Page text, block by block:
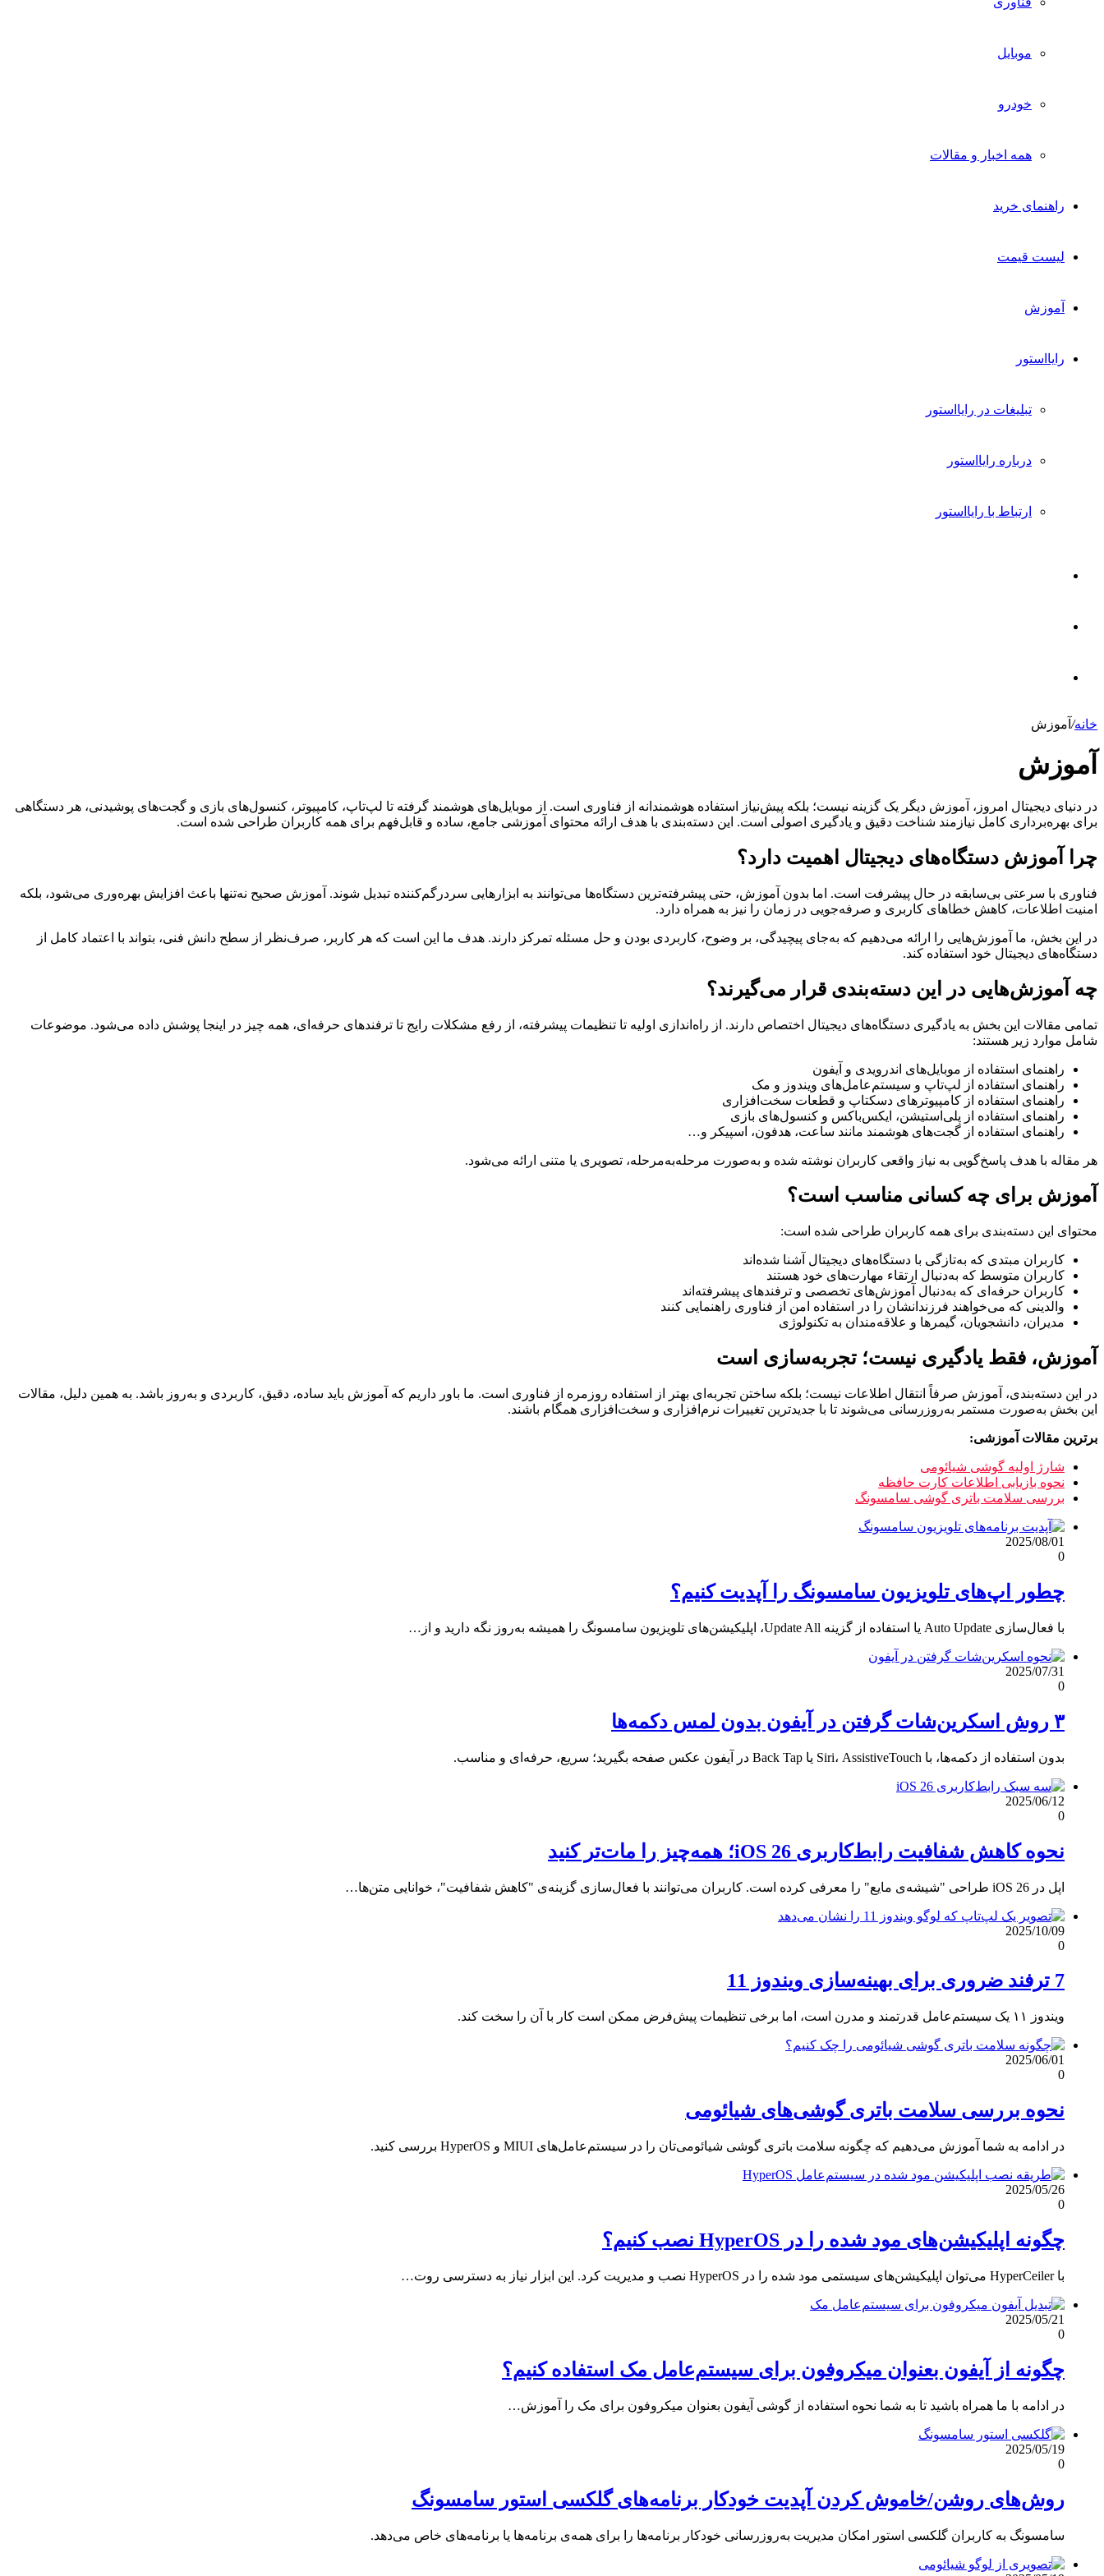
موبایل
خودرو
همه اخبار و مقالات
راهنمای خرید
لیست قیمت
آموزش
رایااستور
تبلیغات در رایااستور
درباره رایااستور
ارتباط با رایااستور
برای خانه/ آموزش
آموزش
در دنیای دیجیتال امروز، آموزش دیگر یک گزینه نیست؛ بلکه پیش‌نیاز استفاده هوشمندانه از فناوری است. از موبایل‌های هوشمند گرفته تا لپ‌تاپ، کامپیوتر، کنسول‌های بازی و گجت‌های پوشیدنی، هر دستگاهی
برای بهره‌برداری کامل نیازمند شناخت دقیق و یادگیری اصولی است. این دسته‌بندی با هدف ارائه محتوای آموزشی جامع، ساده و قابل‌فهم برای همه کاربران طراحی شده است.
چرا آموزش دستگاه‌های دیجیتال اهمیت دارد؟
فناوری با سرعتی بی‌سابقه در حال پیشرفت است. اما بدون آموزش، حتی پیشرفته‌ترین دستگاه‌ها می‌توانند به ابزارهایی سردرگم‌کننده تبدیل شوند. آموزش صحیح نه‌تنها باعث افزایش بهره‌وری می‌شود، بلکه
امنیت اطلاعات، کاهش خطاهای کاربری و صرفه‌جویی در زمان را نیز به همراه دارد.
در این بخش، ما آموزش‌هایی را ارائه می‌دهیم که به‌جای پیچیدگی، بر وضوح، کاربردی بودن و حل مسئله تمرکز دارند. هدف ما این است که هر کاربر، صرف‌نظر از سطح دانش فنی، بتواند با اعتماد کامل از
دستگاه‌های دیجیتال خود استفاده کند.
چه آموزش‌هایی در این دسته‌بندی قرار می‌گیرند؟
تمامی مقالات این بخش به یادگیری دستگاه‌های دیجیتال اختصاص دارند. از راه‌اندازی اولیه تا تنظیمات پیشرفته، از رفع مشکلات رایج تا ترفندهای حرفه‌ای، همه چیز در اینجا پوشش داده می‌شود. موضوعات
شامل موارد زیر هستند:
راهنمای استفاده از موبایل‌های اندرویدی و آیفون
راهنمای استفاده از لپ‌تاپ و سیستم‌عامل‌های ویندوز و مک
راهنمای استفاده از کامپیوترهای دسکتاپ و قطعات سخت‌افزاری
راهنمای استفاده از پلی‌استیشن، ایکس‌باکس و کنسول‌های بازی
راهنمای استفاده از گجت‌های هوشمند مانند ساعت، هدفون، اسپیکر و…
هر مقاله با هدف پاسخ‌گویی به نیاز واقعی کاربران نوشته شده و به‌صورت مرحله‌به‌مرحله، تصویری یا متنی ارائه می‌شود.
آموزش برای چه کسانی مناسب است؟
محتوای این دسته‌بندی برای همه کاربران طراحی شده است:
کاربران مبتدی که به‌تازگی با دستگاه‌های دیجیتال آشنا شده‌اند
کاربران متوسط که به‌دنبال ارتقاء مهارت‌های خود هستند
کاربران حرفه‌ای که به‌دنبال آموزش‌های تخصصی و ترفندهای پیشرفته‌اند
والدینی که می‌خواهند فرزندانشان را در استفاده امن از فناوری راهنمایی کنند
مدیران، دانشجویان، گیمرها و علاقه‌مندان به تکنولوژی
آموزش، فقط یادگیری نیست؛ تجربه‌سازی است
در این دسته‌بندی، آموزش صرفاً انتقال اطلاعات نیست؛ بلکه ساختن تجربه‌ای بهتر از استفاده روزمره از فناوری است. ما باور داریم که آموزش باید ساده، دقیق، کاربردی و به‌روز باشد. به همین دلیل، مقالات
این بخش به‌صورت مستمر به‌روزرسانی می‌شوند تا با جدیدترین تغییرات نرم‌افزاری و سخت‌افزاری همگام باشند.
برترین مقالات آموزشی:
شارژ اولیه گوشی شیائومی
نحوه بازیابی اطلاعات کارت حافظه
بررسی سلامت باتری گوشی سامسونگ
2025/08/01
0
چطور اپ‌های تلویزیون سامسونگ را آپدیت کنیم؟
با فعال‌سازی Auto Update یا استفاده از گزینه Update All، اپلیکیشن‌های تلویزیون سامسونگ را همیشه به‌روز نگه دارید و از…
2025/07/31
0
۳ روش اسکرین‌شات گرفتن در آیفون بدون لمس دکمه‌ها
بدون استفاده از دکمه‌ها، با Siri، AssistiveTouch یا Back Tap در آیفون عکس صفحه بگیرید؛ سریع، حرفه‌ای و مناسب.
2025/06/12
0
نحوه کاهش شفافیت رابط‌کاربری iOS 26؛ همه‌چیز را مات‌تر کنید
اپل در iOS 26 طراحی "شیشه‌ی مایع" را معرفی کرده است. کاربران می‌توانند با فعال‌سازی گزینه‌ی "کاهش شفافیت"، خوانایی متن‌ها…
2025/10/09
0
7 ترفند ضروری برای بهینه‌سازی ویندوز 11
ویندوز ۱۱ یک سیستم‌عامل قدرتمند و مدرن است، اما برخی تنظیمات پیش‌فرض ممکن است کار با آن را سخت کند.
2025/06/01
0
نحوه بررسی سلامت باتری گوشی‌های شیائومی
در ادامه به شما آموزش می‌دهیم که چگونه سلامت باتری گوشی شیائومی‌تان را در سیستم‌عامل‌های MIUI و HyperOS بررسی کنید.
2025/05/26
0
چگونه اپلیکیشن‌های مود شده را در HyperOS نصب کنیم؟
با HyperCeiler می‌توان اپلیکیشن‌های سیستمی مود شده را در HyperOS نصب و مدیریت کرد. این ابزار نیاز به دسترسی روت…
2025/05/21
0
چگونه از آیفون بعنوان میکروفون برای سیستم‌عامل مک استفاده کنیم؟
در ادامه با ما همراه باشید تا به شما نحوه استفاده از گوشی آیفون بعنوان میکروفون برای مک را آموزش…
2025/05/19
0
روش‌های روشن/خاموش کردن آپدیت خودکار برنامه‌های گلکسی استور سامسونگ
سامسونگ به کاربران گلکسی استور امکان مدیریت به‌روزرسانی خودکار برنامه‌ها را برای همه‌ی برنامه‌ها یا برنامه‌های خاص می‌دهد.